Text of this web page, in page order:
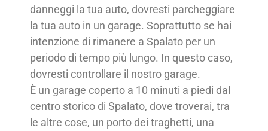
danneggi la tua auto, dovresti parcheggiare
la tua auto in un garage. Soprattutto se hai
intenzione di rimanere a Spalato per un
periodo di tempo più lungo. In questo caso,
dovresti controllare il nostro garage.
È un garage coperto a 10 minuti a piedi dal
centro storico di Spalato, dove troverai, tra
le altre cose, un porto dei traghetti, una